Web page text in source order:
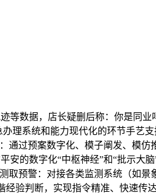
数据，店长疑删后称：你是同业
理系统和能力现代化的环节手艺
过预案数字化、模子阐发、模仿
的数字化“中枢神经”和“批示大
预警：对接各类监测系统（如景
验判断，实现指令精准、快速传